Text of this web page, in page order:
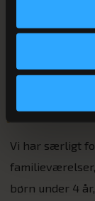
Vi har særligt
børn under 4